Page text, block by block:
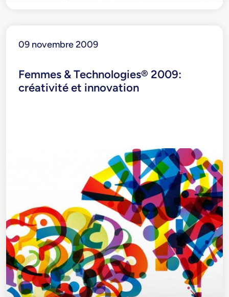
09 novembre 2009
Femmes & Technologies® 2009:
créativité et innovation